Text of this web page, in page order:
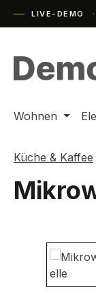
Hauptinhalt
Zur Suche
ZurLIVE-DEMO
Wohnen
Küche & Kaffee
Bildergalerie